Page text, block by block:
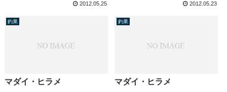
2012.05.25 2012.05.23
釣果
マダイ・ヒラメ
釣果
マダイ・ヒラメ